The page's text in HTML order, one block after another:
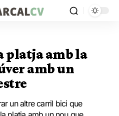
platja amb la
amb un
un altre carril bici que